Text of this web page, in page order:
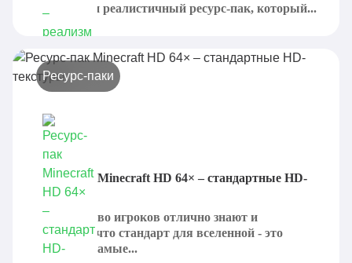
красивый и реалистичный ресурс-пак, который...
Ресурс-паки
Ресурс-пак Minecraft HD 64× – стандартные HD‐
текстуры
Большинство игроков отлично знают и
понимают, что стандарт для вселенной - это
отнюдь не самые...